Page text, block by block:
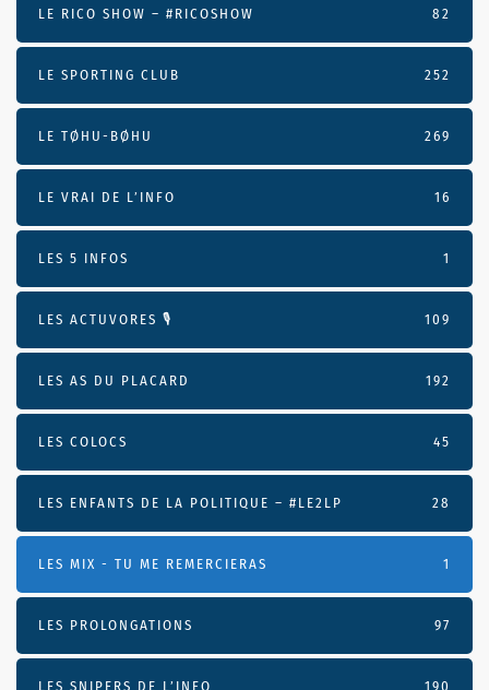
LE RICO SHOW – #RICOSHOW 82
LE SPORTING CLUB 252
LE TØHU-BØHU 269
LE VRAI DE L’INFO 16
LES 5 INFOS 1
LES ACTUVORES 🎙 109
LES AS DU PLACARD 192
LES COLOCS 45
LES ENFANTS DE LA POLITIQUE – #LE2LP 28
LES MIX - TU ME REMERCIERAS 1
LES PROLONGATIONS 97
LES SNIPERS DE L’INFO 190